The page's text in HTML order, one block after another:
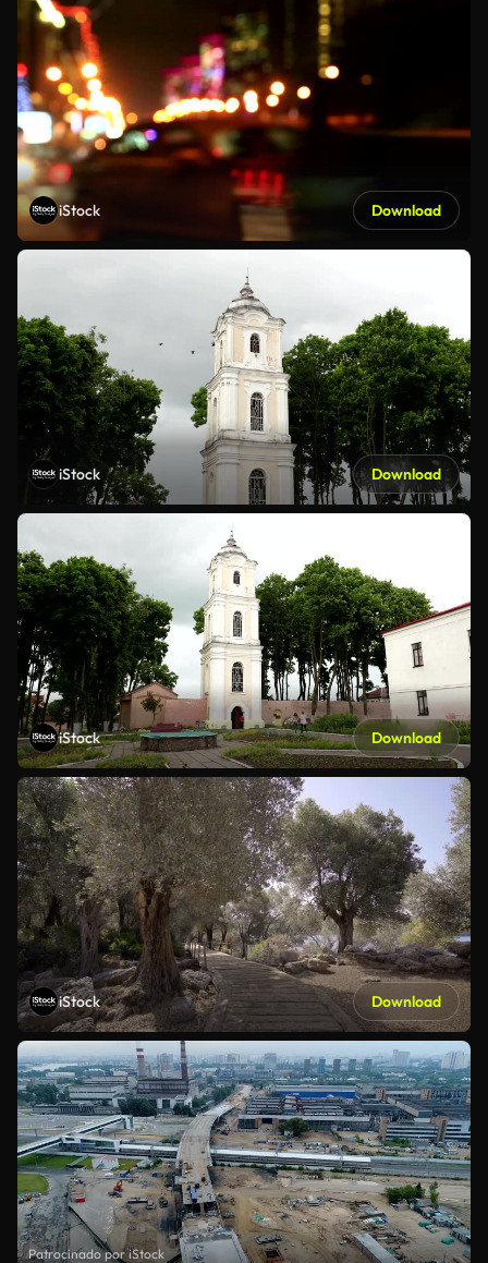
iStock Download
iStock Download
iStock Download
iStock Download
Patrocinado por iStock